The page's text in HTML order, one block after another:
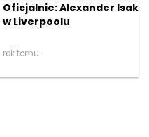
Oficjalnie: Alexander Isak
w Liverpoolu
rok temu